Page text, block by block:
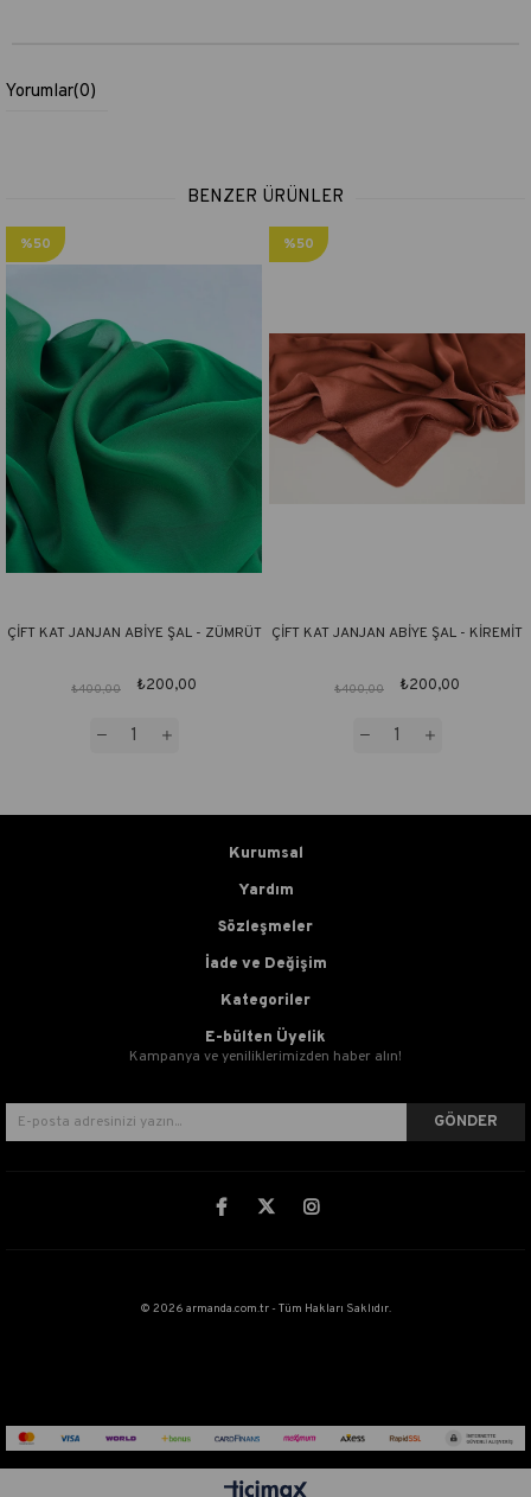
Yorumlar(0)
BENZER ÜRÜNLER
ÇİFT KAT JANJAN ABİYE ŞAL - ZÜMRÜT
₺200,00
₺400,00
%50
ÇİFT KAT JANJAN ABİYE ŞAL - KİREMİT
₺200,00
₺400,00
%50
Kurumsal
Yardım
Sözleşmeler
İade ve Değişim
Kategoriler
E-bülten Üyelik
Kampanya ve yeniliklerimizden haber alın!
GÖNDER
© 2026 armanda.com.tr - Tüm Hakları Saklıdır.